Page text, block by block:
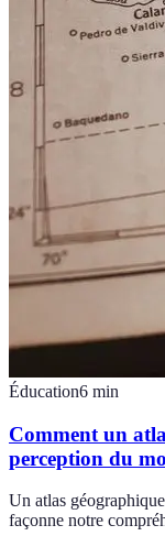
Éducation6 min
Comment un
perception du
Un atlas
façonne notre